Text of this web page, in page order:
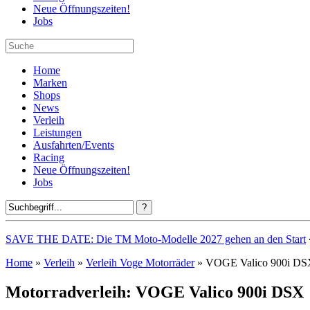
Neue Öffnungszeiten!
Jobs
Home
Marken
Shops
News
Verleih
Leistungen
Ausfahrten/Events
Racing
Neue Öffnungszeiten!
Jobs
SAVE THE DATE: Die TM Moto-Modelle 2027 gehen an den Start
Home » Verleih » Verleih Voge Motorräder» VOGE Valico 900i
Motorradverleih: VOGE Valico 900i DSX